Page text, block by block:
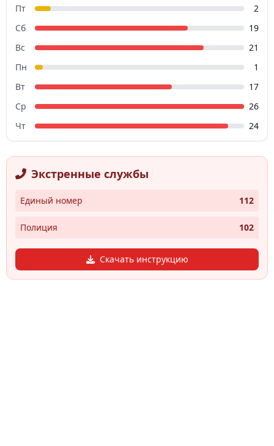
Пт
2
Сб
19
Вс
21
Пн
1
Вт
17
Ср
26
Чт
24
Экстренные службы
Единый номер 112
Полиция 102
Скачать инструкцию